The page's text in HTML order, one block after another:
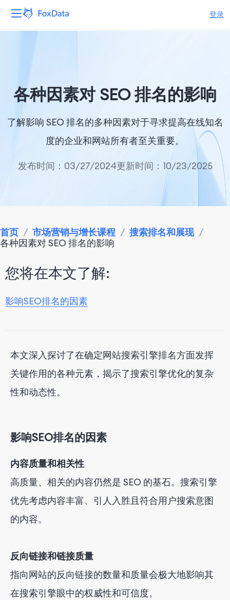
登录
解决方案
资源
各种因素对 SEO 排名的影响
了解影响 SEO 排名的多种因素对于寻求提高在线知名
度的企业和网站所有者至关重要。
发布时间：03/27/2024更新时间：10/23/2025
首页 / 市场营销与增长课程 / 搜索排名和展现 /
各种因素对 SEO 排名的影响
您将在本文了解:
影响SEO排名的因素
本文深入探讨了在确定网站搜索引擎排名方面发挥
关键作用的各种元素，揭示了搜索引擎优化的复杂
性和动态性。
影响SEO排名的因素
内容质量和相关性
高质量、相关的内容仍然是 SEO 的基石。搜索引擎
优先考虑内容丰富、引人入胜且符合用户搜索意图
的内容。
反向链接和链接质量
指向网站的反向链接的数量和质量会极大地影响其
在搜索引擎眼中的权威性和可信度。